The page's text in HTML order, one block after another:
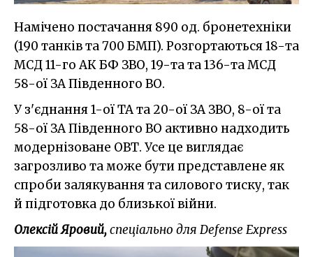
Намічено постачання 890 од. бронетехніки
(190 танків та 700 БМП). Розгортаються 18-та
МСД 11-го АК БФ ЗВО, 19-та та 136-та МСД
58-ої ЗА Південного ВО.
У з'єднання 1-ої ТА та 20-ої ЗА ЗВО, 8-ої та
58-ої ЗА Південного ВО активно надходить
модернізоване ОВТ. Усе це виглядає
загрозливо та може бути представлене як
спроби залякування та силового тиску, так
й підготовка до близької війни.
Олексій Яровий,спеціально для Defense Express